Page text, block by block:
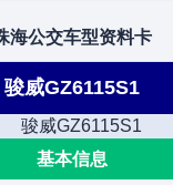
海公交车型资料卡
骏威GZ6115S1
基本信息